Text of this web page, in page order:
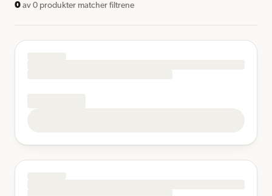
0 av 0 produkter matcher filtrene